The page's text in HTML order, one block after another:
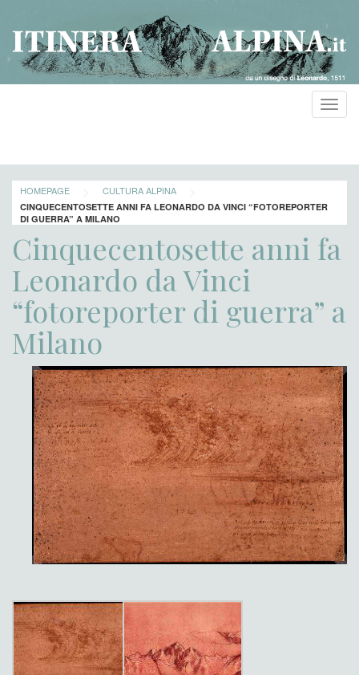
HOMEPAGE CULTURA ALPINA
CINQUECENTOSETTE ANNI FA LEONARDO DA VINCI “FOTOREPORTER
DI GUERRA” A MILANO
Cinquecentosette anni fa
Leonardo da Vinci
“fotoreporter di guerra” a
Milano